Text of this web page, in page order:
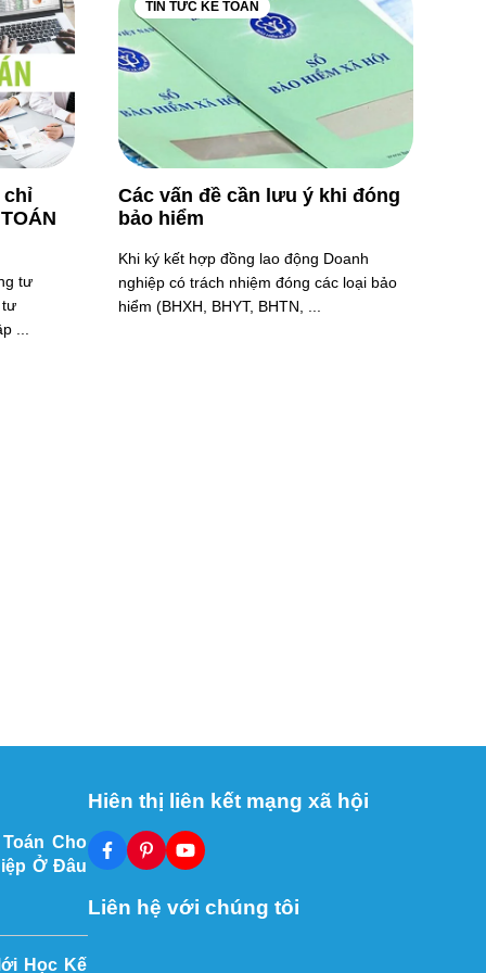
chỉ
tư
tư
...
TIN TỨC KẾ TOÁN
Các vấn đề cần lưu ý khi đóng
bảo hiểm
Khi ký kết hợp đồng lao động Doanh
nghiệp có trách nhiệm đóng các loại bảo
hiểm (BHXH, BHYT, BHTN, ...
Cho
Ở Đâu
Học Kế
Hiên thị liên kết mạng xã hội
Liên hệ với chúng tôi